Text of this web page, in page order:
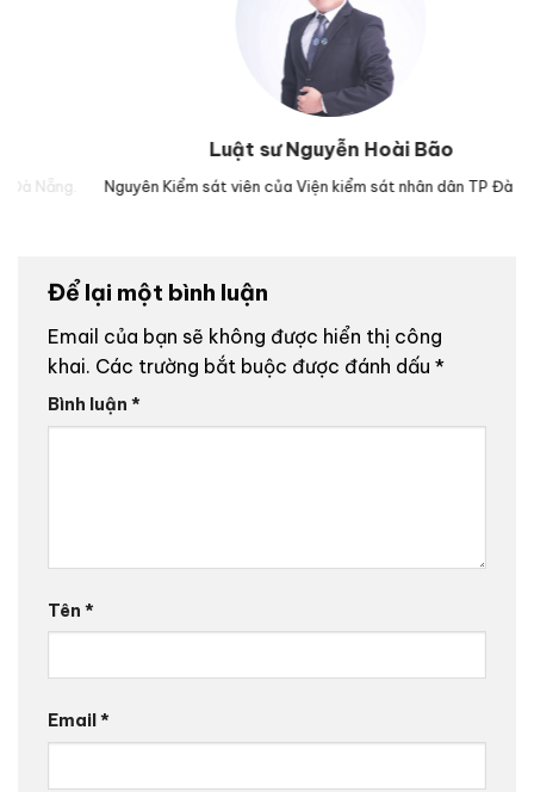
Luật sư Nguyễn Hoài Bão
Nguyên Kiểm sát viên của Viện kiểm sát nhân dân TP Đà Nẵng.
Để lại một bình luận
Email của bạn sẽ không được hiển thị công
khai. Các trường bắt buộc được đánh dấu *
Bình luận *
Tên *
Email *